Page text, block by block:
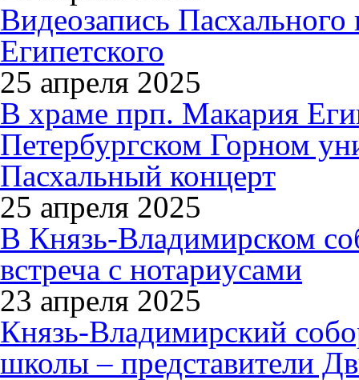
Видеозапись
Египетского
25 апреля 2025
В храме прп. Макария
Петербургском Горном
Пасхальный концерт
25 апреля 2025
В Князь-Владимирском
встреча с нотариусами
23 апреля 2025
Князь-Владимирский
школы – представители